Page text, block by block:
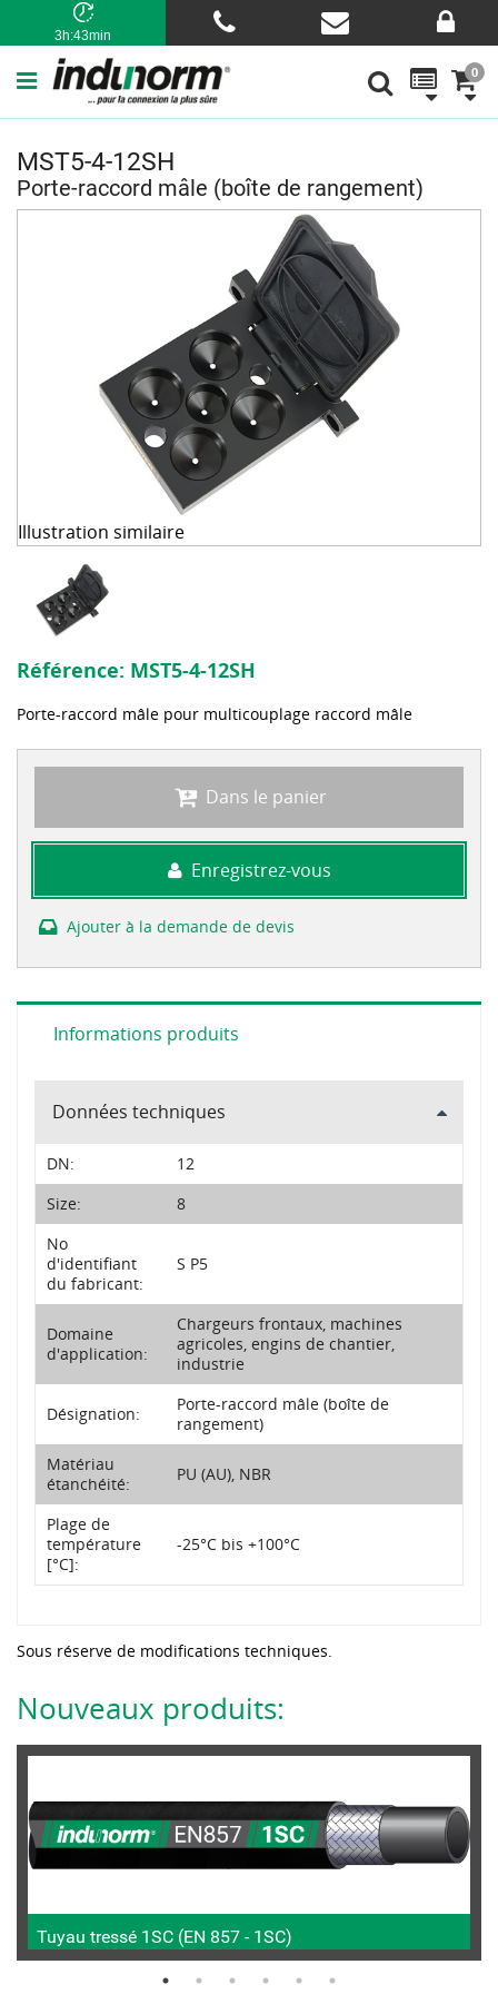
3h:43min
0
MST5-4-12SH
Porte-raccord mâle (boîte de rangement)
Illustration similaire
Référence: MST5-4-12SH
Porte-raccord mâle pour multicouplage raccord mâle
Dans le panier
Enregistrez-vous
Ajouter à la demande de devis
Informations produits
Données techniques
DN:
12
Size:
8
No
d'identifiant
du fabricant:
S P5
Domaine
d'application:
Chargeurs frontaux, machines
agricoles, engins de chantier,
industrie
Désignation:
Porte-raccord mâle (boîte de
rangement)
Matériau
étanchéité:
PU (AU), NBR
Plage de
température
[°C]:
-25°C bis +100°C
Sous réserve de modifications techniques.
Nouveaux produits:
Tuyau tressé 1SC (EN 857 - 1SC)